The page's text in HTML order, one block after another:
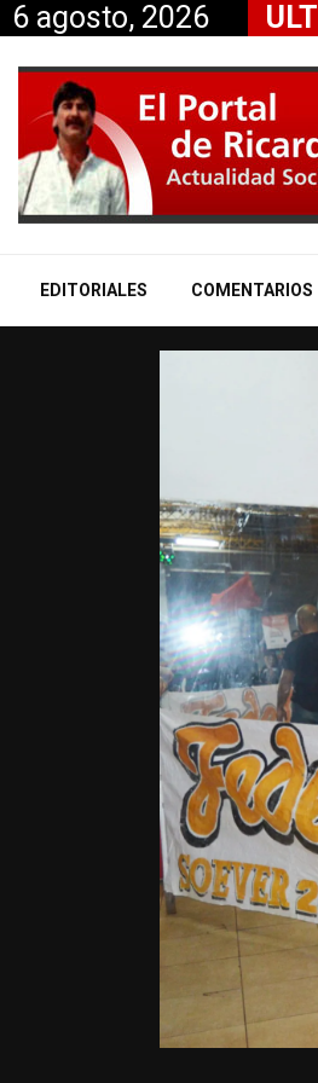
6 agosto, 2026
la renuncia…
EDITORIALES COMENTARIOS